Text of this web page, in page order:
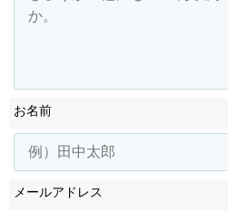
お名前
メールアドレス